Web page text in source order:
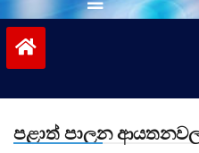
පළාත් පාලන